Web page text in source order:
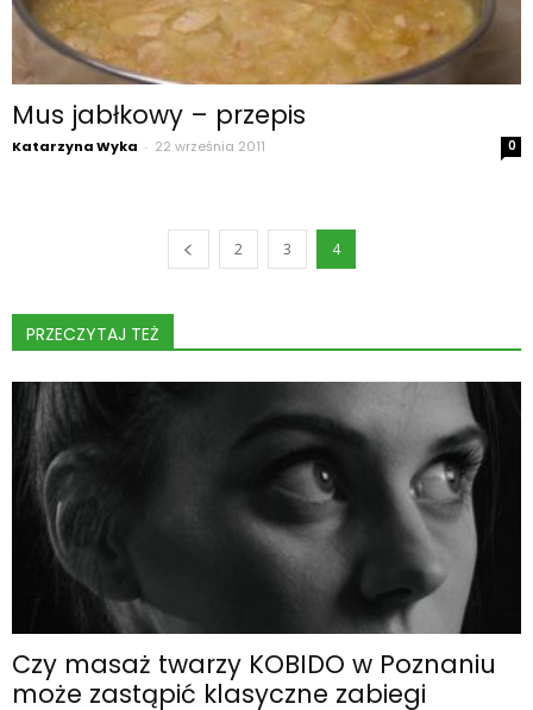
Mus jabłkowy – przepis
Katarzyna Wyka - 22 września 2011 0
2 3 4
PRZECZYTAJ TEŻ
Czy masaż twarzy KOBIDO w Poznaniu
może zastąpić klasyczne zabiegi